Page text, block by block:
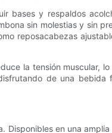
bases y respaldos
sin molestias y sin
reposacabezas
la tensión muscular,
de una bebida
en una